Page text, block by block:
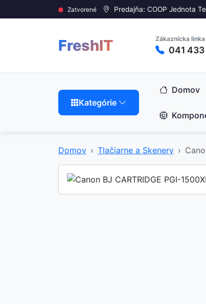
Zatvorené Predajňa: COOP Jednota
FreshIT Zákaznícka linka
041 433
Kategórie
Domov
Domov Tlačiarne a Skenery